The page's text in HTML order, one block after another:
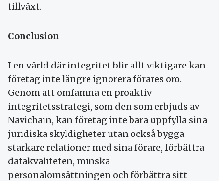
tillväxt.
Conclusion
I en värld där integritet blir allt viktigare kan
företag inte längre ignorera förares oro.
Genom att omfamna en proaktiv
integritetsstrategi, som den som erbjuds av
Navichain, kan företag inte bara uppfylla sina
juridiska skyldigheter utan också bygga
starkare relationer med sina förare, förbättra
datakvaliteten, minska
personalomsättningen och förbättra sitt